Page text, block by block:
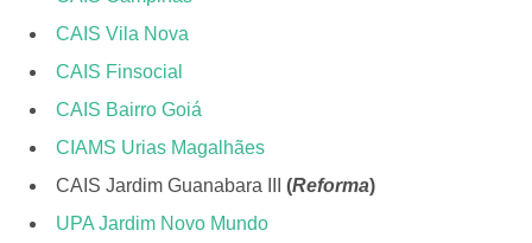
CAIS Vila Nova
CAIS Finsocial
CAIS Bairro Goiá
CIAMS Urias Magalhães
CAIS Jardim Guanabara III (Reforma)
UPA Jardim Novo Mundo